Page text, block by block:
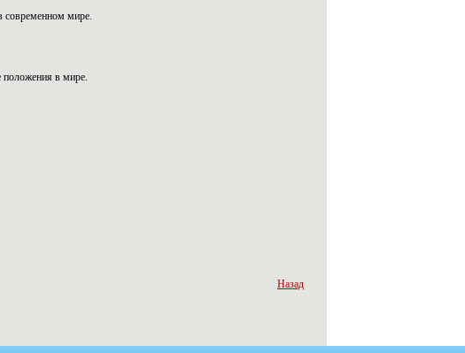
современном мире.
положения в мире.
Назад